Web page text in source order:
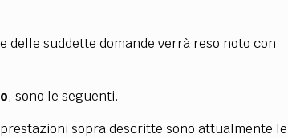
suddette domande verrà reso noto con
, sono le seguenti.
sopra descritte sono attualmente le